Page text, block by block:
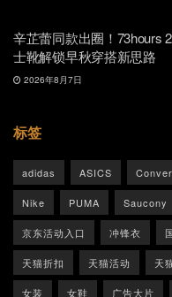
辛芷蕾同款出圈！73hours
士靴解锁早秋穿搭新思路
2026年8月7日
标签
adidas ASICS
Nike PUMA Saucony
京东活动入口 冲锋衣
天猫折扣 天猫活动 天
女装 女鞋 广告大片